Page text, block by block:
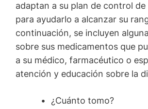
adaptan a su plan de control de
para ayudarlo a alcanzar su
continuación, se incluyen
sobre sus medicamentos que
a su médico, farmacéutico o
atención y educación sobre la
¿Cuánto tomo?